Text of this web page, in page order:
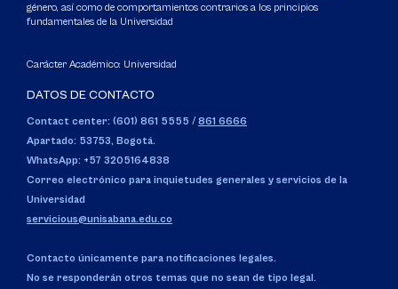
género, así como de comportamientos contrarios a los principios
fundamentales de la Universidad
Carácter Académico: Universidad
DATOS DE CONTACTO
Contact center: (601) 861 5555 / 861 6666
Apartado: 53753, Bogotá.
WhatsApp: +57 3205164838
Correo electrónico para inquietudes generales y servicios de la
Universidad
servicious@unisabana.edu.co
Contacto únicamente para notificaciones legales.
No se responderán otros temas que no sean de tipo legal.